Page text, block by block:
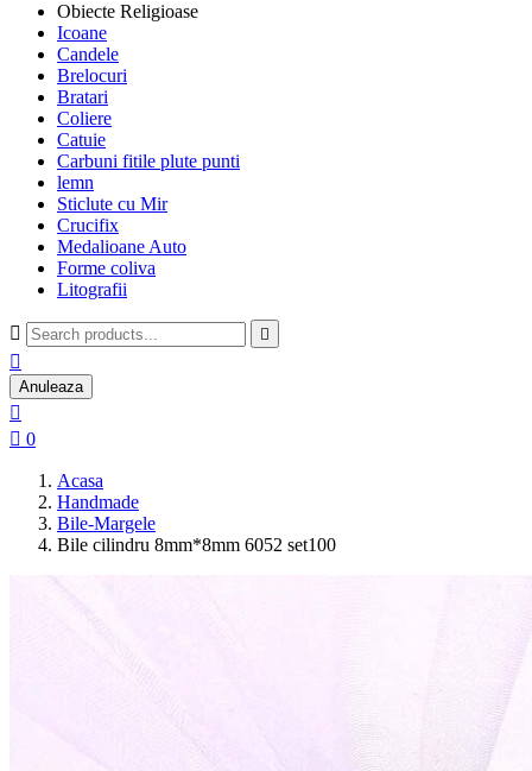
Obiecte Religioase
Icoane
Candele
Brelocuri
Bratari
Coliere
Catuie
Carbuni fitile plute punti
lemn
Sticlute cu Mir
Crucifix
Medalioane Auto
Forme coliva
Litografii
 

Anuleaza

 0
Acasa
Handmade
Bile-Margele
Bile cilindru 8mm*8mm 6052 set100